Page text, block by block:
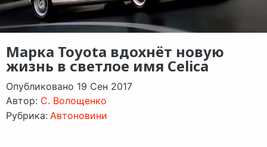
Марка Toyota вдохнёт новую
жизнь в светлое имя Celica
Опубликовано 19 Сен 2017
Автор: C. Волощенко
Рубрика: Автоновини